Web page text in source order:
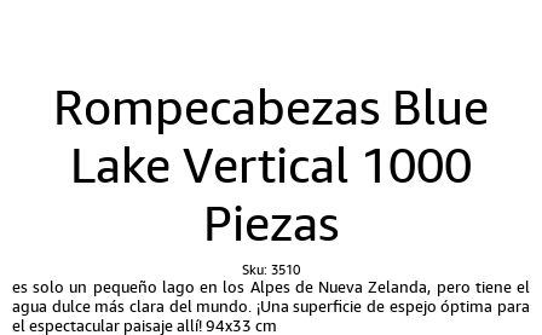
Rompecabezas Blue
Lake Vertical 1000
Piezas
Sku: 3510
es solo un pequeño lago en los Alpes de Nueva Zelanda, pero tiene el
agua dulce más clara del mundo. ¡Una superficie de espejo óptima para
el espectacular paisaje allí! 94x33 cm